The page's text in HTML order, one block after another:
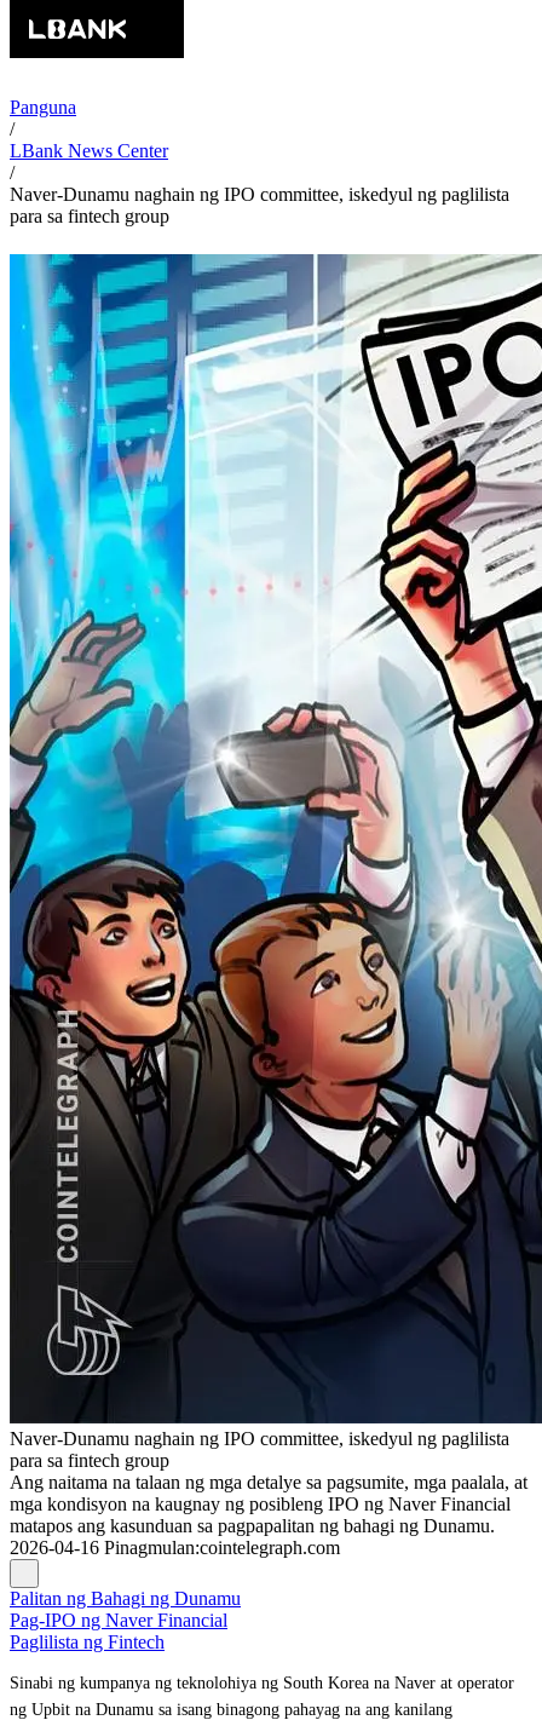
Panguna
/
LBank News Center
/
Naver-Dunamu naghain ng IPO committee, iskedyul ng paglilista
para sa fintech group
Naver-Dunamu naghain ng IPO committee, iskedyul ng paglilista
para sa fintech group
Ang naitama na talaan ng mga detalye sa pagsumite, mga paalala, at
mga kondisyon na kaugnay ng posibleng IPO ng Naver Financial
matapos ang kasunduan sa pagpapalitan ng bahagi ng Dunamu.
2026-04-16 Pinagmulan:cointelegraph.com
Palitan ng Bahagi ng Dunamu
Pag-IPO ng Naver Financial
Paglilista ng Fintech
Sinabi ng kumpanya ng teknolohiya ng South Korea na Naver at operator
ng Upbit na Dunamu sa isang binagong pahayag na ang kanilang